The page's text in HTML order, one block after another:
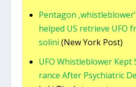
Pen­ta­gon
hel­ped US retri­e­ve UFO
so­li­ni (New York Post)
UFO Whi­st­le­blower Kept
ran­ce After Psy­chi­a­tric